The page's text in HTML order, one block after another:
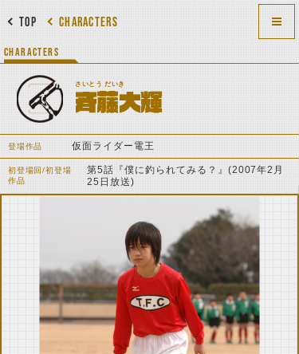
CHARACTERS
TOP
CHARACTERS
さいとう だいき
斉藤大輝
登場作品 仮面ライダー電王
初登場回/初登場
作品
第5話『僕に釣られてみる？』(2007年2月
25日放送)